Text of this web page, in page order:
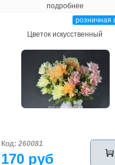
подробнее
розничная
Цветок искусственный
Код: 260081
170 руб